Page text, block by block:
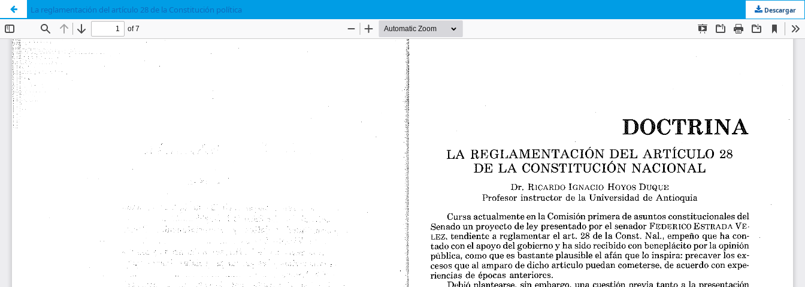
La reglamentación del artículo 28 de la Constitución política Descargar